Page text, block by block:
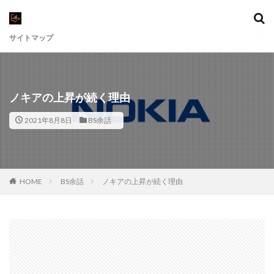
サイトマップ
ノキアの上昇が続く理由
2021年8月8日 BS余話
HOME BS余話 ノキアの上昇が続く理由